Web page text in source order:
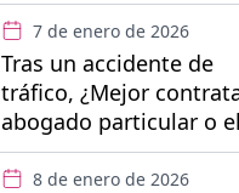
7 de enero de 2026
Tras un accidente de
tráfico, ¿Mejor
abogado particular o el
abogado del seguro?
8 de enero de 2026